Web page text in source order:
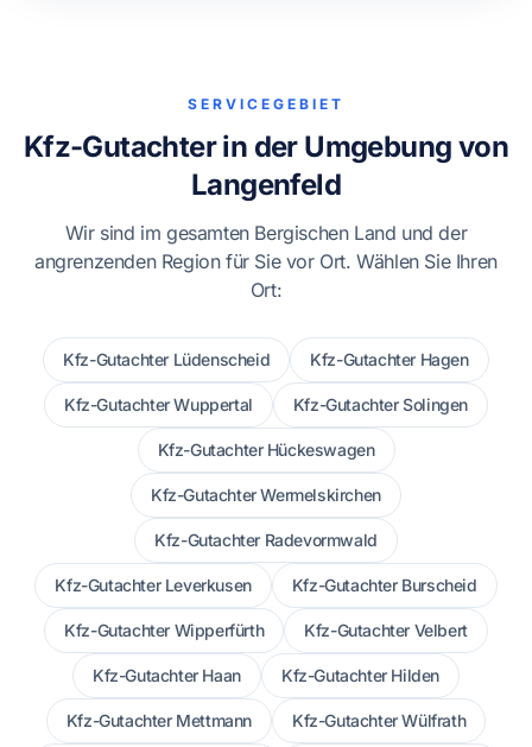
SERVICEGEBIET
Kfz-Gutachter in der Umgebung von
Langenfeld
Wir sind im gesamten Bergischen Land und der
angrenzenden Region für Sie vor Ort. Wählen Sie Ihren
Ort:
Kfz-Gutachter Lüdenscheid Kfz-Gutachter Hagen
Kfz-Gutachter Wuppertal Kfz-Gutachter Solingen
Kfz-Gutachter Hückeswagen
Kfz-Gutachter Wermelskirchen
Kfz-Gutachter Radevormwald
Kfz-Gutachter Leverkusen Kfz-Gutachter Burscheid
Kfz-Gutachter Wipperfürth Kfz-Gutachter Velbert
Kfz-Gutachter Haan Kfz-Gutachter Hilden
Kfz-Gutachter Mettmann Kfz-Gutachter Wülfrath